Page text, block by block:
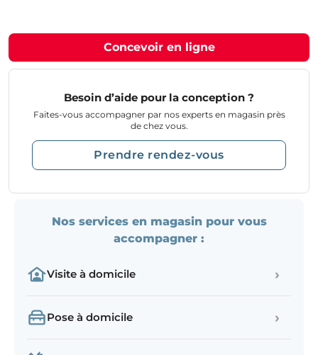
Concevoir en ligne
Besoin d’aide pour la conception ?
Faites-vous accompagner par nos experts en magasin près
de chez vous.
Prendre rendez-vous
Nos services en magasin pour vous
accompagner :
Visite à domicile ›
Pose à domicile ›